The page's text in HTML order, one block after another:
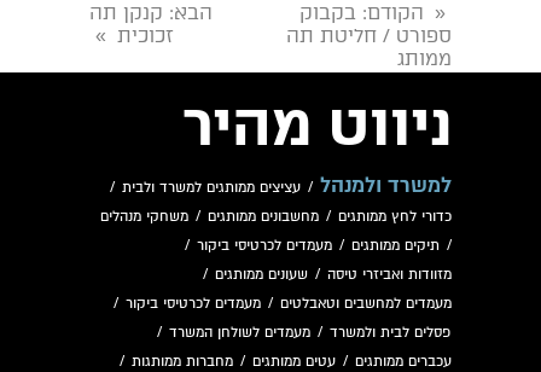
« הקודם: בקבוק
ספורט / חליטת תה
ממותג
הבא: קנקן תה
זכוכית »
ניווט מהיר
למשרד ולמנהל / עציצים ממותגים למשרד ולבית /
כדורי לחץ ממותגים / מחשבונים ממותגים / משחקי מנהלים
/ תיקים ממותגים / מעמדים לכרטיסי ביקור /
מזוודות ואביזרי טיסה / שעונים ממותגים /
מעמדים למחשבים וטאבלטים / מעמדים לכרטיסי ביקור /
פסלים לבית ולמשרד / מעמדים לשולחן המשרד /
עכברים ממותגים / עטים ממותגים / מחברות ממותגות /